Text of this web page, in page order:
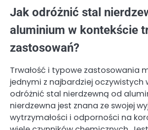
Jak odróżnić stal
aluminium w kontekście
zastosowań?
Trwałość i typowe zastosowania
jednymi z najbardziej oczywistych
odróżnić stal nierdzewną od
nierdzewna jest znana ze swojej
wytrzymałości i odporności na